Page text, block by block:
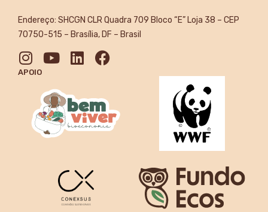
Endereço: SHCGN CLR Quadra 709 Bloco “E” Loja 38 – CEP
70750-515 – Brasília, DF – Brasil
APOIO